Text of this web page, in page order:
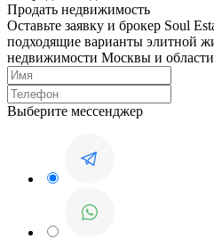
Продать недвижимость
Оставьте заявку и брокер Soul
подходящие варианты элитной
недвижимости Москвы и
Выберите мессенджер